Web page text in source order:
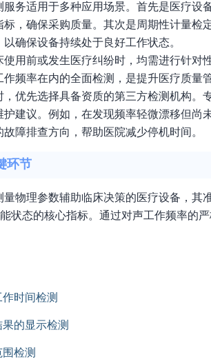
务适用于多种应用场景。首先是医疗
，确保采购质量。其次是周期性计量
确保设备持续处于良好工作状态。
用前或发生医疗纠纷时，均需进行针
频率在内的全面检测，是提升医疗质量
优先选择具备资质的第三方检测机构。
建议。例如，在发现频率轻微漂移但
障排查方向，帮助医院减少停机时间。
环节
物理参数辅助临床决策的医疗设备，
状态的核心指标。通过对声工作频率
时间检测
的显示检测
检测